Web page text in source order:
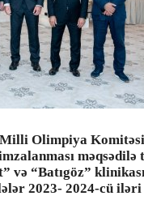
Milli Olimpiya
məqsədilə
və “Batıgöz”
2023- 2024-cü iləri